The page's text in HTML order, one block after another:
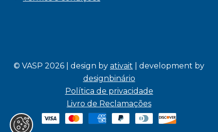
© VASP 2026 | design by ativait | development by
designbinário
Política de privacidade
Livro de Reclamações